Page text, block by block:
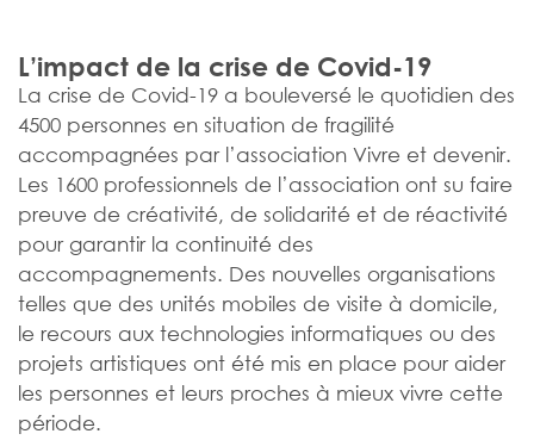
L’impact de la crise de Covid-19
La crise de Covid-19 a bouleversé le quotidien des
4500 personnes en situation de fragilité
accompagnées par l’association Vivre et devenir.
Les 1600 professionnels de l’association ont su faire
preuve de créativité, de solidarité et de réactivité
pour garantir la continuité des
accompagnements. Des nouvelles organisations
telles que des unités mobiles de visite à domicile,
le recours aux technologies informatiques ou des
projets artistiques ont été mis en place pour aider
les personnes et leurs proches à mieux vivre cette
période.